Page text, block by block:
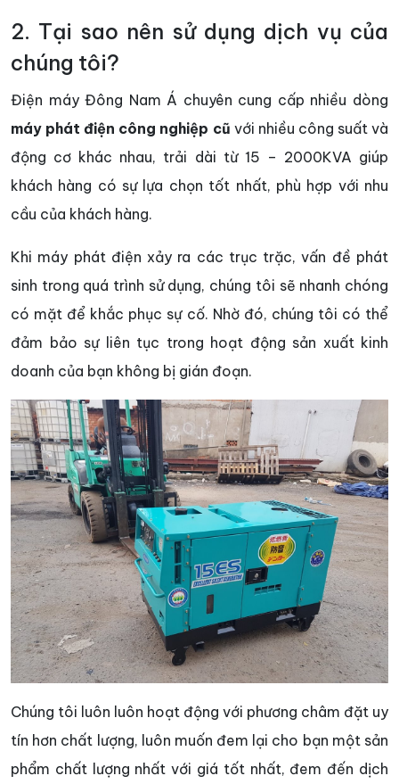
2. Tại sao nên sử dụng dịch vụ của
chúng tôi?
Điện máy Đông Nam Á chuyên cung cấp nhiều dòng
máy phát điện công nghiệp cũ với nhiều công suất và
động cơ khác nhau, trải dài từ 15 – 2000KVA giúp
khách hàng có sự lựa chọn tốt nhất, phù hợp với nhu
cầu của khách hàng.
Khi máy phát điện xảy ra các trục trặc, vấn đề phát
sinh trong quá trình sử dụng, chúng tôi sẽ nhanh chóng
có mặt để khắc phục sự cố. Nhờ đó, chúng tôi có thể
đảm bảo sự liên tục trong hoạt động sản xuất kinh
doanh của bạn không bị gián đoạn.
Chúng tôi luôn luôn hoạt động với phương châm đặt uy
tín hơn chất lượng, luôn muốn đem lại cho bạn một sản
phẩm chất lượng nhất với giá tốt nhất, đem đến dịch